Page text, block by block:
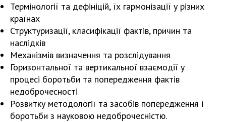
Термінології та дефініцій, їх гармонізації у різних
країнах
Структуризації, класифікації фактів, причин та
наслідків
Механізмів визначення та розслідування
Горизонтальної та вертикальної взаємодії у
процесі боротьби та попередження фактів
недоброчесності
Розвитку методології та засобів попередження і
боротьби з науковою недоброчесністю.